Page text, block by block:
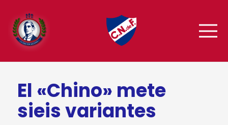
El «Chino» mete
sieis variantes